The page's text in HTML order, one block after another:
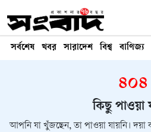
সর্বশেষ খবর সারাদেশ বিশ্ব বাণিজ্য
৪০৪
কিছু পাওয়া
আপনি যা খুঁজছেন, তা পাওয়া যায়নি। দয়া